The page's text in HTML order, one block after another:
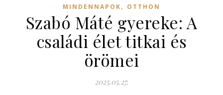
MINDENNAPOK, OTTHON
Szabó Máté gyereke: A
családi élet titkai és
örömei
2025.05.27.